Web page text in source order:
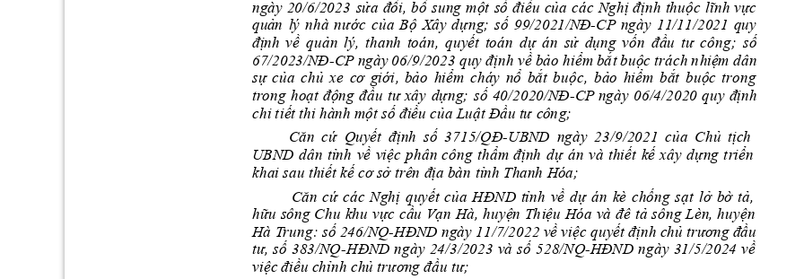
ngày 20/6/2023 sửa đổi, bổ sung một số điều của các Nghị định thuộc lĩnh vc
quản lý nhà nước của Bộ y dng; số 99/2021/NĐ-CP ngày 11/11/2021 quy
định về quản lý, thanh toán, quyết toán d án sử dụng vốn đầu tư công; số
67/2023/NĐ-CP ngày 06/9/2023 quy định về bảo hiểm bắt buộc trách nhiệm dn
s của chủ xe cơ giới, bảo hiểm cháy nổ bắt buộc, bảo hiểm bắt buộc trong
trong hoạt động đầu tư xy dng; số 40/2020/NĐ-CP ngày 06/4/2020 quy định
chi tiết thi hành một số điều của Luật Đầu tư công;
Căn cứ Quyết  định số 3715/QĐ-UBND ngày 23/9/2021 của Chủ tịch
UBND dn tỉnh về việc phn công thẩm định d án và thiết kế xy dng triển
khai sau thiết kế cơ sở trên địa bàn tỉnh Thanh Hóa;
Căn cứ các Nghị quyết của HĐND tỉnh về d án kè chống sạt lở bờ tả,
hữu sông Chu khu vc cầu Vạn Hà, huyện Thiệu Hóa và đê tả sông Lèn, huyện
Hà Trung: số 246/NQ-HĐND ngày 11/7/2022 về việc quyết định chủ trương đầu
tư, số 383/NQ-HĐND ngày 24/3/2023 và số 528/NQ-HĐND ngày 31/5/2024 về
việc điều chỉnh chủ trương đầu tư;